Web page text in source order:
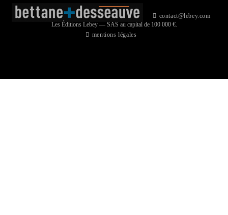
contact@lebey.com
mentions légales
Les Éditions Lebey — SAS au capital de 100 000 €.